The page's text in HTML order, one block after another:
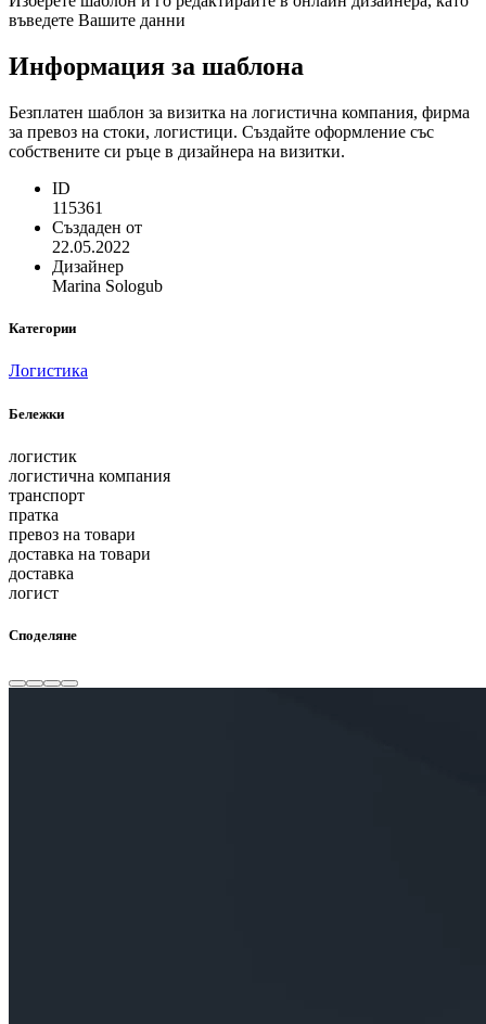
въведете Вашите данни
Информация за шаблона
Безплатен шаблон за визитка на логистична компания, фирма
за превоз на стоки, логистици. Създайте оформление със
собствените си ръце в дизайнера на визитки.
ID
115361
Създаден от
22.05.2022
Дизайнер
Marina Sologub
Категории
Логистика
Бележки
логистик
логистична компания
транспорт
пратка
превоз на товари
доставка на товари
доставка
логист
Споделяне